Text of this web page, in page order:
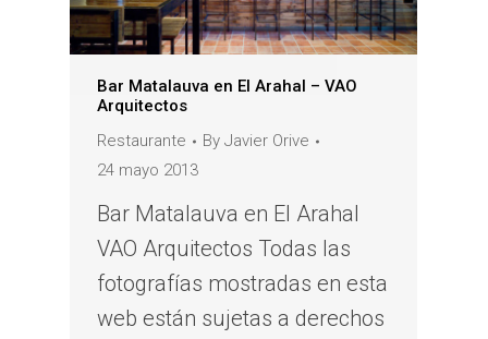
Bar Matalauva en El Arahal – VAO
Arquitectos
Restaurante
By Javier Orive
24 mayo 2013
Bar Matalauva en El Arahal
VAO Arquitectos Todas las
fotografías mostradas en esta
web están sujetas a derechos